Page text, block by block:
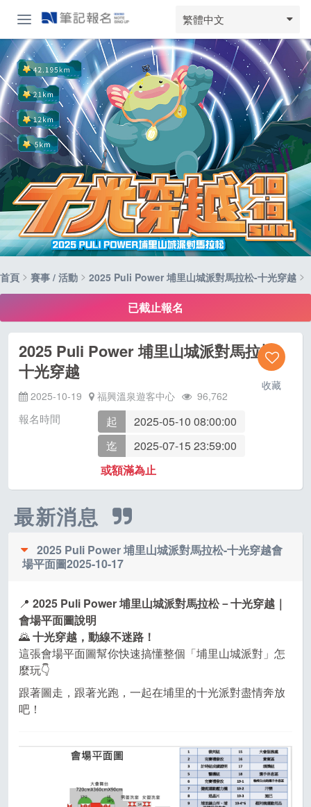
繁體中文
首頁 > 賽事 / 活動 > 2025 Puli Power 埔里山城派對馬拉松-十光穿越 >
已截止報名
收藏
2025 Puli Power 埔里山城派對馬拉松-
十光穿越
2025-10-19 福興溫泉遊客中心 96,762
報名時間 起
2025-05-10 08:00:00
迄
2025-07-15 23:59:00
或額滿為止
最新消息
2025 Puli Power 埔里山城派對馬拉松-十光穿越會
場平面圖2025-10-17
📍 2025 Puli Power 埔里山城派對馬拉松－十光穿越｜
會場平面圖說明
🌄十光穿越，動線不迷路！
這張會場平面圖幫你快速搞懂整個「埔里山城派對」怎
麼玩👇
跟著圖走，跟著光跑，一起在埔里的十光派對盡情奔放
吧！